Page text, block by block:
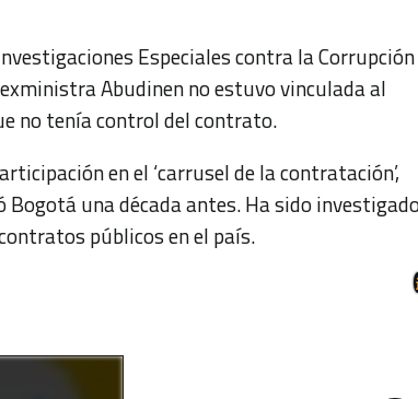
Especiales contra la Corrupción
Abudinen no estuvo vinculada al
no tenía control del contrato.
en el ‘carrusel de la contratación’,
Bogotá una década antes. Ha sido
públicos en el país.